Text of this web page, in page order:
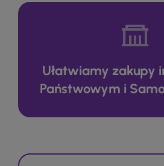
Ułatwiamy zakupy
Państwowym i